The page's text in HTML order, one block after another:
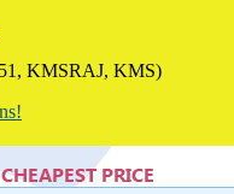
KMSRAJ, KMS)